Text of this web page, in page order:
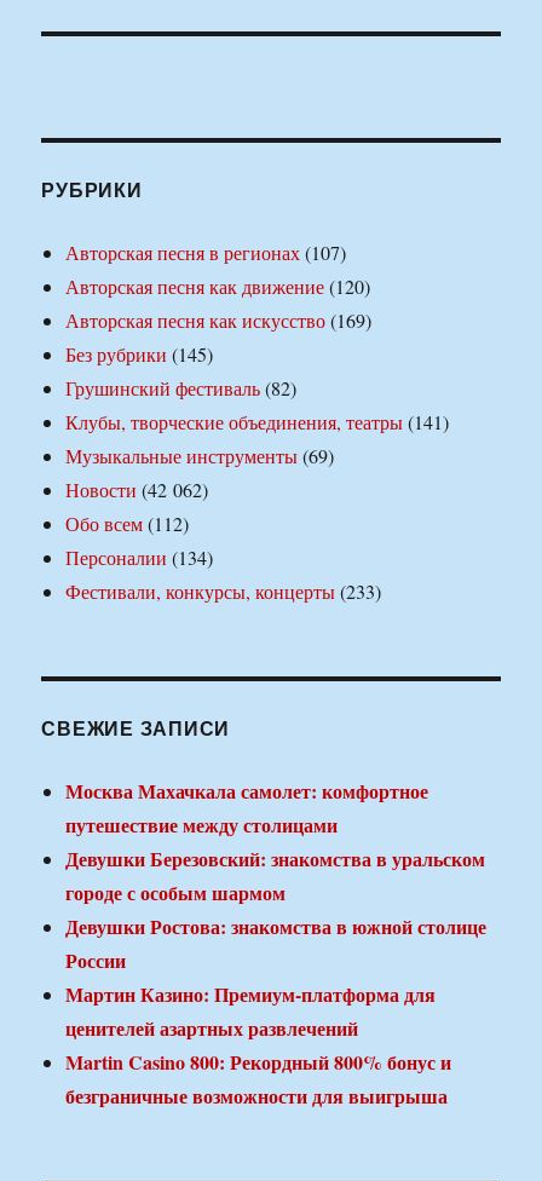
РУБРИКИ
Авторская песня в регионах(107)
Авторская песня как движение(120)
Авторская песня как искусство(169)
Без рубрики (145)
Грушинский фестиваль(82)
Клубы, творческие объединения, театры(141)
Музыкальные инструменты(69)
Новости (42 062)
Обо всем(112)
Персоналии (134)
Фестивали, конкурсы, концерты(233)
СВЕЖИЕ ЗАПИСИ
Москва Махачкала самолет: комфортное
путешествие между столицами
Девушки Березовский: знакомства в уральском
городе с особым шармом
Девушки Ростова: знакомства в южной столице
России
Мартин Казино: Премиум-платформа для
ценителей азартных развлечений
Martin Casino 800: Рекордный 800% бонус и
безграничные возможности для выигрыша